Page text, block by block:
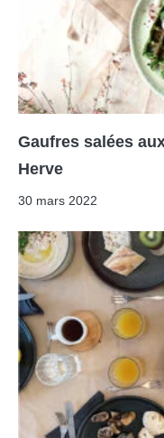
Gaufres salées
Herve
30 mars 2022